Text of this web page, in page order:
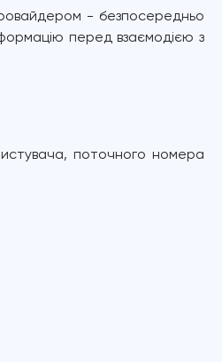
- безпосередньо
перед взаємодією з
поточного номера